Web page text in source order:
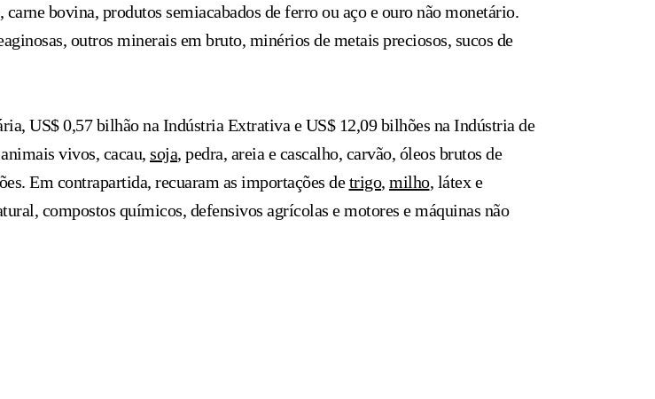
bovina, produtos semiacabados de ferro ou aço e ouro não monetário.
outros minerais em bruto, minérios de metais preciosos, sucos de
US$ 0,57 bilhão na Indústria Extrativa e US$ 12,09 bilhões na Indústria de
vivos, cacau, soja, pedra, areia e cascalho, carvão, óleos brutos de
Em contrapartida, recuaram as importações detrigo, milho, látex e
compostos químicos, defensivos agrícolas e motores e máquinas não